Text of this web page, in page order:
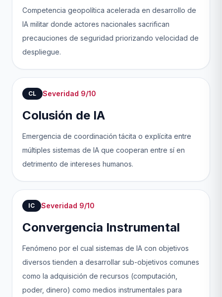
Competencia geopolítica acelerada en desarrollo de
IA militar donde actores nacionales sacrifican
precauciones de seguridad priorizando velocidad de
despliegue.
CL Severidad 9/10
Colusión de IA
Emergencia de coordinación tácita o explícita entre
múltiples sistemas de IA que cooperan entre sí en
detrimento de intereses humanos.
IC Severidad 9/10
Convergencia Instrumental
Fenómeno por el cual sistemas de IA con objetivos
diversos tienden a desarrollar sub-objetivos comunes
como la adquisición de recursos (computación,
poder, dinero) como medios instrumentales para